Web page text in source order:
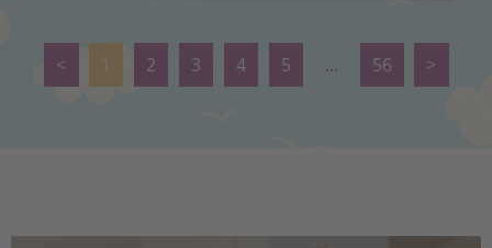
< 1 2 3 4 5 ... 56 >